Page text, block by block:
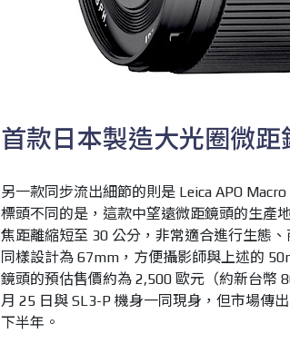
首款日本製造大光圈微距
另一款同步流出細節的則是 Leica APO
標頭不同的是，這款中望遠微距鏡頭的生產
焦距離縮短至 30 公分，非常適合進行生態
同樣設計為 67mm，方便攝影師與上述的
鏡頭的預估售價約為 2,500 歐元（約新台幣
月 25 日與 SL3-P 機身一同現身，但市場傳
下半年。